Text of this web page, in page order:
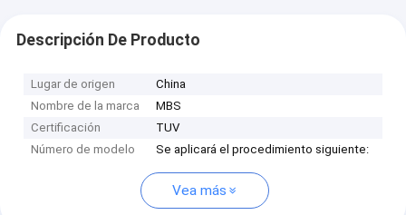
Descripción De Producto
Lugar de origen
China
Nombre de la marca
MBS
Certificación
TUV
Número de modelo
Se aplicará el procedimiento siguiente:
Vea más